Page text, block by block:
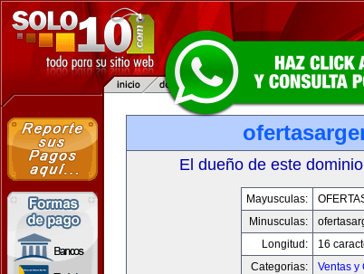
El dueño de este
Mayusculas:
Minusculas:
Longitud:
16
Categorias:
Ventas y